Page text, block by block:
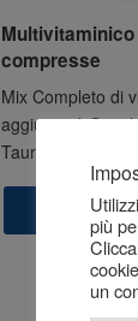
compresse
Mix Completo di
aggiunta di
Taurina per
più
un